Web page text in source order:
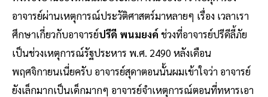
อาจารย์ผ่านเหตุการณ์ประวัติศาสตร์มาหลายๆ เรื่อง เวลาเรา
ศึกษาเกี่ยวกับอาจารย์ปรีดี พนมยงค์ ช่วงที่อาจารย์ปรีดีลี้ภัย
เป็นช่วงเหตุการณ์รัฐประหาร พ.ศ. 2490 หลังเดือน
พฤศจิกายนเนี่ยครับ อาจารย์สุดาตอนนั้นผมเข้าใจว่า อาจารย์
ยังเล็กมากเป็นเด็กมากๆ อาจารย์จำเหตุการณ์ตอนที่ทหารเอา